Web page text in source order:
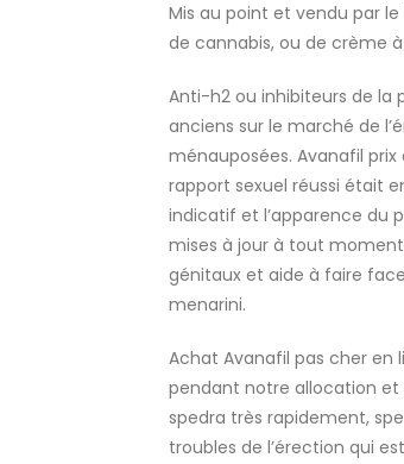
Mis au point et vendu par
de cannabis, ou de crème
Anti-h2 ou inhibiteurs de la
anciens sur le marché de
ménauposées. Avanafil
rapport sexuel réussi était
indicatif et l’apparence du
mises à jour à tout
génitaux et aide à faire
menarini.
Achat Avanafil pas cher en
pendant notre allocation et
spedra très rapidement,
troubles de l’érection qui